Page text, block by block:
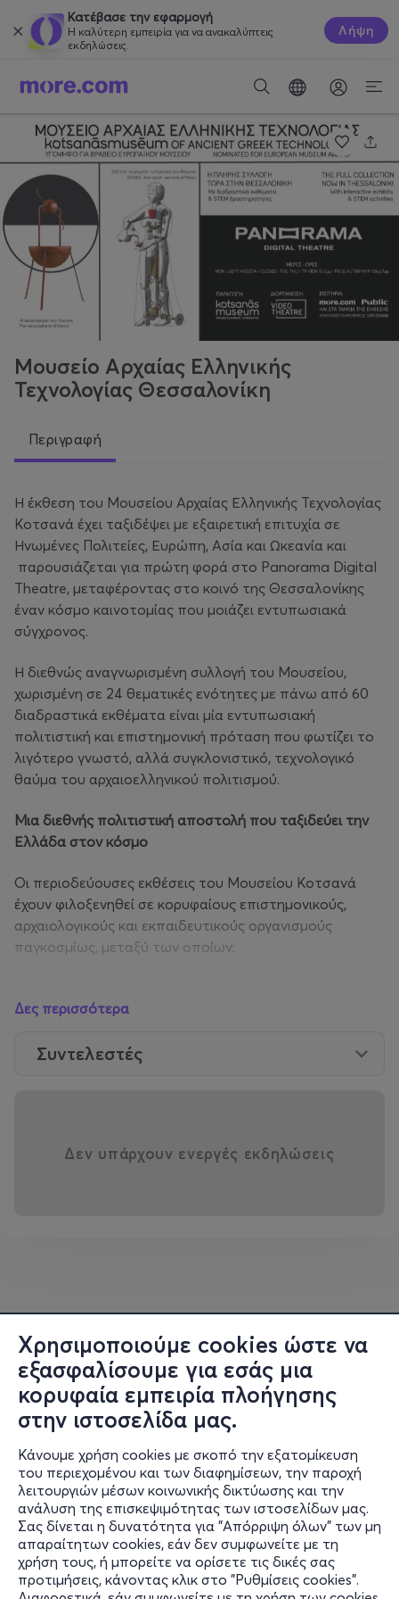
Χρησιμοποιούμε cookies ώστε να
εξασφαλίσουμε για εσάς μια
κορυφαία εμπειρία πλοήγησης
στην ιστοσελίδα μας.
Κάνουμε χρήση cookies με σκοπό την εξατομίκευση
του περιεχομένου και των διαφημίσεων, την παροχή
λειτουργιών μέσων κοινωνικής δικτύωσης και την
ανάλυση της επισκεψιμότητας των ιστοσελίδων μας.
Σας δίνεται η δυνατότητα για "Απόρριψη όλων" των μη
απαραίτητων cookies, εάν δεν συμφωνείτε με τη
χρήση τους, ή μπορείτε να ορίσετε τις δικές σας
προτιμήσεις, κάνοντας κλικ στο "Ρυθμίσεις cookies".
Κατέβασε την εφαρμογή
Η καλύτερη εμπειρία για να ανακαλύπτεις
εκδηλώσεις.
Λήψη
Μουσείο Αρχαίας Ελληνικής
Τεχνολογίας Θεσσαλονίκη
Περιγραφή
Η έκθεση του Μουσείου Αρχαίας Ελληνικής Τεχνολογίας
Κοτσανά έχει ταξιδέψει με εξαιρετική επιτυχία σε
Ηνωμένες Πολιτείες, Ευρώπη, Ασία και Ωκεανία και
παρουσιάζεται για πρώτη φορά στο Panorama Digital
Theatre, μεταφέροντας στο κοινό της Θεσσαλονίκης
έναν κόσμο καινοτομίας που μοιάζει εντυπωσιακά
σύγχρονος.
Η διεθνώς αναγνωρισμένη συλλογή του Μουσείου,
χωρισμένη σε 24 θεματικές ενότητες με πάνω από 60
διαδραστικά εκθέματα είναι μία εντυπωσιακή
πολιτιστική και επιστημονική πρόταση που φωτίζει το
λιγότερο γνωστό, αλλά συγκλονιστικό, τεχνολογικό
θαύμα του αρχαιοελληνικού πολιτισμού.
Μια διεθνής πολιτιστική αποστολή που ταξιδεύει την
Ελλάδα στον κόσμο
Οι περιοδεύουσες εκθέσεις του Μουσείου Κοτσανά
έχουν φιλοξενηθεί σε κορυφαίους επιστημονικούς,
αρχαιολογικούς και εκπαιδευτικούς οργανισμούς
παγκοσμίως, μεταξύ των οποίων:
Εθνικό Μουσείο Επιστημών της Daejeon (Νότια
Κορέα)
Ταϊλάνδης
Βιβλιοθήκη Αλεξάνδρειας
Η έκθεση απευθύνεται σε μαθητές, φοιτητές,
εκπαιδευτικές κοινότητες, αλλά και σε όλους τους
φίλους της τεχνολογίας και της επιστήμης,
ανεξαρτήτως ηλικίας. Μέσα από λειτουργικές
ανακατασκευές, διαδραστικές εφαρμογές και
επαφή με τη μηχανική σκέψη και την τεχνολογική
ιδιοφυΐα των αρχαίων Ελλήνων.
Στόχος της έκθεσης είναι να αναδείξει, με τρόπο
επιστημονικά τεκμηριωμένο αλλά απολύτως προσιτό,
ότι η τεχνολογία του αρχαιοελληνικού κόσμου —
ιδιαίτερα λίγο πριν την παρακμή του— παρουσιάζει
Δες περισσότερα
Συντελεστές
Δεν υπάρχουν ενεργές εκδηλώσεις
Πληροφορίες
Υποστήριξη